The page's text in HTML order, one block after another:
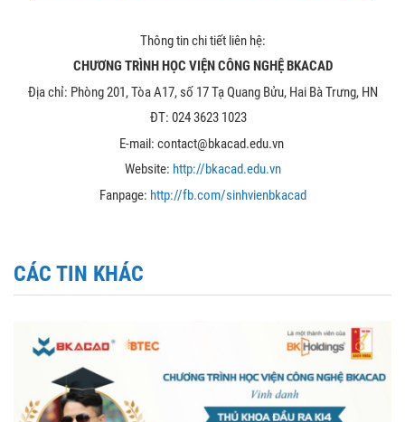
Thông tin chi tiết liên hệ:
CHƯƠNG TRÌNH HỌC VIỆN CÔNG NGHỆ BKACAD
Địa chỉ: Phòng 201, Tòa A17, số 17 Tạ Quang Bửu, Hai Bà Trưng, HN
ĐT: 024 3623 1023
E-mail: contact@bkacad.edu.vn
Website: http://bkacad.edu.vn
Fanpage: http://fb.com/sinhvienbkacad
CÁC TIN KHÁC